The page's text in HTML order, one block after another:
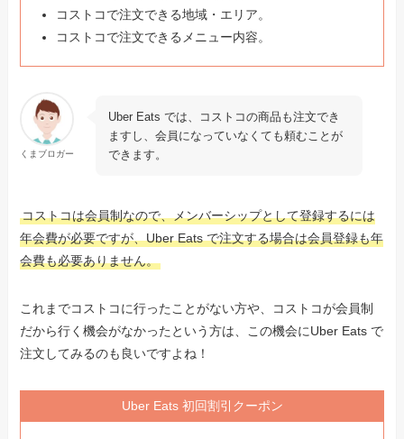
コストコで注文できる地域・エリア。
コストコで注文できるメニュー内容。
くまブロガー
Uber Eats では、コストコの商品も注文でき
ますし、会員になっていなくても頼むことが
できます。
コストコは会員制なので、メンバーシップとして登録するには
年会費が必要ですが、Uber Eats で注文する場合は会員登録も年
会費も必要ありません。
これまでコストコに行ったことがない方や、コストコが会員制
だから行く機会がなかったという方は、この機会にUber Eats で
注文してみるのも良いですよね！
Uber Eats 初回割引クーポン